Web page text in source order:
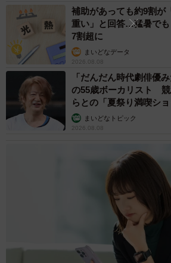
「リアルライフヒーローの顔は君だ
なくなると寂しい」
その言葉が忘れられませんでした。さ
どもたちから「スミまみれだからス
れたことも転機になったそうです。
「その名前に運命を感じました」
こうして誕生したのが、現在の「スミ
への思いと、渋谷のゴミ問題へのリベ
補助があっても約9割が
重い」と回答…猛暑で
7割超に
まいどなデータ
2026.08.08
「だんだん時代劇俳優
の55歳ボーカリスト 競
らとの「夏祭り満喫シ
まいどなトピック
2026.08.08